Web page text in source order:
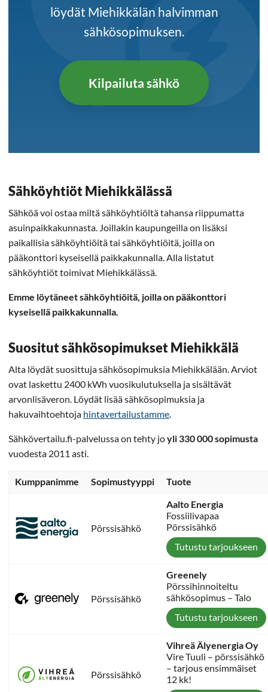
löydät Miehikkälän halvimman
sähkösopimuksen.
Kilpailuta sähkö
Sähköyhtiöt Miehikkälässä
Sähköä voi ostaa miltä sähköyhtiöltä tahansa riippumatta
asuinpaikkakunnasta. Joillakin kaupungeilla on lisäksi
paikallisia sähköyhtiöitä tai sähköyhtiöitä, joilla on
pääkonttori kyseisellä paikkakunnalla. Alla listatut
sähköyhtiöt toimivat Miehikkälässä.
Emme löytäneet sähköyhtiöitä, joilla on pääkonttori
kyseisellä paikkakunnalla.
Suositut sähkösopimukset Miehikkälä
Alta löydät suosittuja sähkösopimuksia Miehikkälään. Arviot
ovat laskettu 2400 kWh vuosikulutuksella ja sisältävät
arvonlisäveron. Löydät lisää sähkösopimuksia ja
hakuvaihtoehtoja hintavertailustamme
Sähkövertailu.fi-palvelussa on tehty joyli 330 000 sopimusta
vuodesta 2011 asti.
Kumppanimme Sopimustyyppi Tuote
Pörssisähkö
Aalto Energia
Fossiilivapaa
Pörssisähkö
Tutustu tarjoukseen
Pörssisähkö
Greenely
Pörssihinnoiteltu
sähkösopimus – Talo
Tutustu tarjoukseen
Pörssisähkö
Vihreä Älyenergia Oy
Vire Tuuli – pörssisähkö
– tarjous ensimmäiset
12 kk!